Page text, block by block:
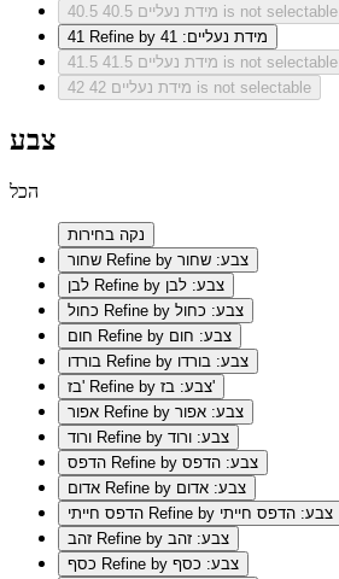
40.5
מידת נעליים 40.5 is not selectable
41
Refine by מידת נעליים: 41
41.5
מידת נעליים 41.5 is not selectable
42
מידת נעליים 42 is not selectable
צבע
הכל
נקה בחירות
Refine by צבע: שחור
Refine by צבע: לבן
Refine by צבע: כחול
Refine by צבע: חום
Refine by צבע: בורדו
בז'
Refine by צבע: בז'
Refine by צבע: אפור
Refine by צבע: ורוד
Refine by צבע: הדפס
Refine by צבע: אדום
Refine by צבע: הדפס חייתי
Refine by צבע: זהב
Refine by צבע: כסף